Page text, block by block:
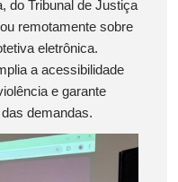
do Tribunal de Justiça
remotamente sobre
eletrônica.
a acessibilidade
e garante
demandas.